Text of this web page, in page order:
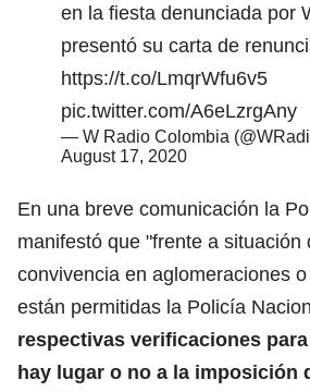
en la fiesta denunciada por
presentó su carta de
https://t.co/LmqrWfu6v5
pic.twitter.com/A6eLzrgAny
— W Radio Colombia
August 17, 2020
En una breve comunicación la
manifestó que "frente a situación
convivencia en aglomeraciones
están permitidas la Policía
respectivas verificaciones
hay lugar o no a la imposición